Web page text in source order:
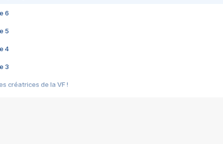
6
5
4
3
créatrices de la VF !